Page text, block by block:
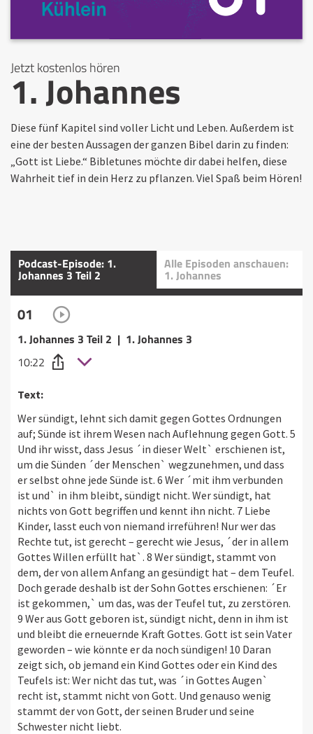
Jetzt kostenlos hören
1. Johannes
Diese fünf Kapitel sind voller Licht und Leben. Außerdem ist
eine der besten Aussagen der ganzen Bibel darin zu finden:
„Gott ist Liebe.“ Bibletunes möchte dir dabei helfen, diese
Wahrheit tief in dein Herz zu pflanzen. Viel Spaß beim Hören!
Podcast-Episode: 1.
Johannes 3 Teil 2
Alle Episoden anschauen:
1. Johannes
01
1. Johannes 3 Teil 2 | 1. Johannes 3
10:22
Text:
Wer sündigt, lehnt sich damit gegen Gottes Ordnungen
auf; Sünde ist ihrem Wesen nach Auflehnung gegen Gott. 5
Und ihr wisst, dass Jesus ´in dieser Welt` erschienen ist,
um die Sünden ´der Menschen` wegzunehmen, und dass
er selbst ohne jede Sünde ist. 6 Wer ´mit ihm verbunden
ist und` in ihm bleibt, sündigt nicht. Wer sündigt, hat
nichts von Gott begriffen und kennt ihn nicht. 7 Liebe
Kinder, lasst euch von niemand irreführen! Nur wer das
Rechte tut, ist gerecht – gerecht wie Jesus, ´der in allem
Gottes Willen erfüllt hat`. 8 Wer sündigt, stammt von
dem, der von allem Anfang an gesündigt hat – dem Teufel.
Doch gerade deshalb ist der Sohn Gottes erschienen: ´Er
ist gekommen,` um das, was der Teufel tut, zu zerstören.
9 Wer aus Gott geboren ist, sündigt nicht, denn in ihm ist
und bleibt die erneuernde Kraft Gottes. Gott ist sein Vater
geworden – wie könnte er da noch sündigen! 10 Daran
zeigt sich, ob jemand ein Kind Gottes oder ein Kind des
Teufels ist: Wer nicht das tut, was ´in Gottes Augen`
recht ist, stammt nicht von Gott. Und genauso wenig
stammt der von Gott, der seinen Bruder und seine
Schwester nicht liebt.